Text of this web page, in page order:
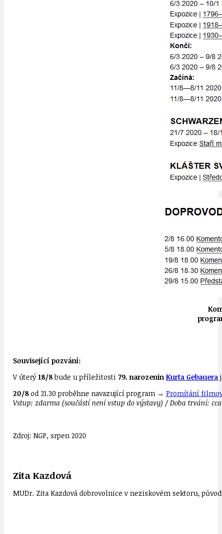
Související pozvání:
V úterý 18/8bude u příležitosti 79. narozenin Kurta Gebauera
20/8 od 21.30 proběhne navazující program → Promítání
Vstup: zdarma (součástí není vstup do výstavy) / Doba trvání:
Zdroj: NGP, srpen 2020
Zita Kazdová
MUDr. Zita Kazdová dobrovolnice v neziskovém sektoru,